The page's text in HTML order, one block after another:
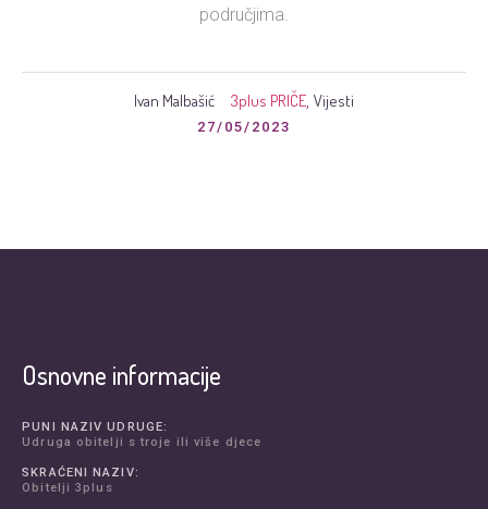
područjima.
Ivan Malbašić 3plus PRIČE, Vijesti
27/05/2023
Osnovne informacije
PUNI NAZIV UDRUGE:
Udruga obitelji s troje ili više djece
SKRAĆENI NAZIV:
Obitelji 3plus